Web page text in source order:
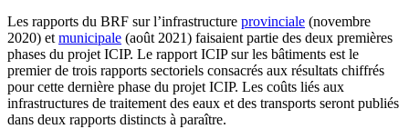
Les rapports du BRF sur l’infrastructure provinciale (novembre
2020) et municipale (août 2021) faisaient partie des deux premières
phases du projet ICIP. Le rapport ICIP sur les bâtiments est le
premier de trois rapports sectoriels consacrés aux résultats chiffrés
pour cette dernière phase du projet ICIP. Les coûts liés aux
infrastructures de traitement des eaux et des transports seront publiés
dans deux rapports distincts à paraître.